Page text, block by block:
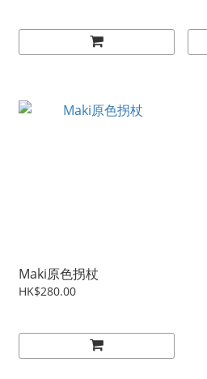
Maki原色拐杖
HK$280.00